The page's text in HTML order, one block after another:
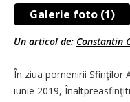
Galerie foto (1)
Un articol de: Constantin
În ziua pomenirii Sfinţilor
iunie 2019,